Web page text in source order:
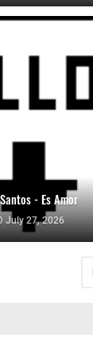
- Es Amor
July 27, 2026